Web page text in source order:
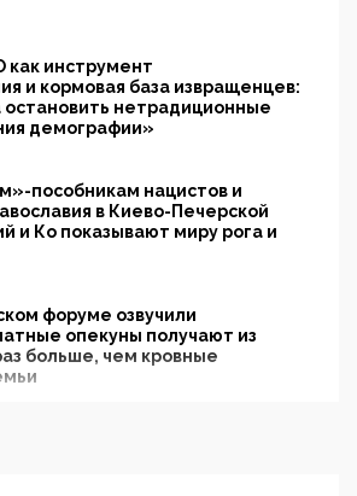
как инструмент
и кормовая база извращенцев:
нетрадиционные
демографии»
пособникам нацистов и
в Киево-Печерской
и Ко показывают миру рога и
форуме озвучили
опекуны получают из
больше, чем кровные